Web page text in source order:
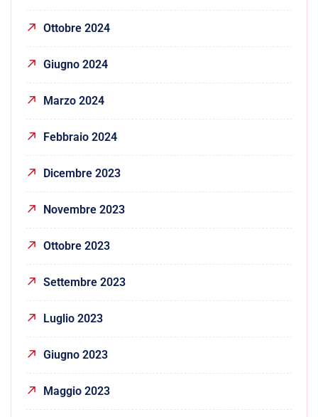
Ottobre 2024
Giugno 2024
Marzo 2024
Febbraio 2024
Dicembre 2023
Novembre 2023
Ottobre 2023
Settembre 2023
Luglio 2023
Giugno 2023
Maggio 2023